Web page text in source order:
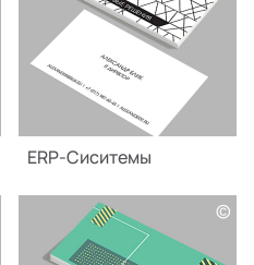
ERP-Сиситемы
©